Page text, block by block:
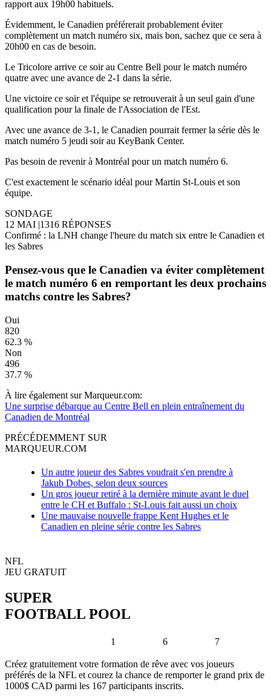
rapport aux 19h00 habituels.
Évidemment, le Canadien préférerait probablement éviter
complètement un match numéro six, mais bon, sachez que ce sera à
20h00 en cas de besoin.
Le Tricolore arrive ce soir au Centre Bell pour le match numéro
quatre avec une avance de 2-1 dans la série.
Une victoire ce soir et l'équipe se retrouverait à un seul gain d'une
qualification pour la finale de l'Association de l'Est.
Avec une avance de 3-1, le Canadien pourrait fermer la série dès le
match numéro 5 jeudi soir au KeyBank Center.
Pas besoin de revenir à Montréal pour un match numéro 6.
C'est exactement le scénario idéal pour Martin St-Louis et son
équipe.
SONDAGE
12 MAI |1316 RÉPONSES
Confirmé : la LNH change l'heure du match six entre le Canadien et
les Sabres
Pensez-vous que le Canadien va éviter complètement
le match numéro 6 en remportant les deux prochains
matchs contre les Sabres?
Oui
820
62.3 %
Non
496
37.7 %
À lire également sur Marqueur.com:
Une surprise débarque au Centre Bell en plein entraînement du
Canadien de Montréal
PRÉCÉDEMMENT SUR
MARQUEUR.COM
Un autre joueur des Sabres voudrait s'en prendre à
Jakub Dobes, selon deux sources
Un gros joueur retiré à la dernière minute avant le duel
entre le CH et Buffalo : St-Louis fait aussi un choix
Une mauvaise nouvelle frappe Kent Hughes et le
Canadien en pleine série contre les Sabres
NFL
JEU GRATUIT
SUPER
FOOTBALL POOL
1 6 7
Créez gratuitement votre formation de rêve avec vos joueurs
préférés de la NFL et courez la chance de remporter le grand prix de
1000$ CAD parmi les 167 participants inscrits.